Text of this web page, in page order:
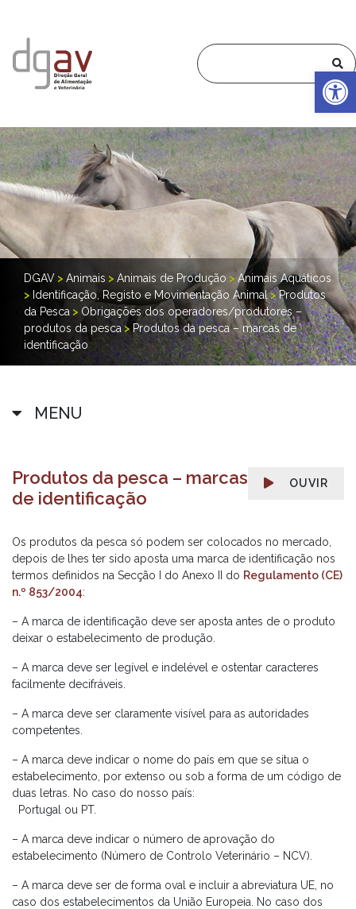
DGAV > Animais > Animais de Produção >Animais Aquáticos
> Identificação, Registo e Movimentação Animal>Produtos
da Pesca > Obrigações dos operadores/produtores –
produtos da pesca> Produtos da pesca – marcas de
identificação
MENU
OUVIR
Produtos da pesca – marcas
de identificação
Os produtos da pesca só podem ser colocados no mercado,
depois de lhes ter sido aposta uma marca de identificação nos
termos definidos na Secção I do Anexo II do Regulamento (CE)
n.º 853/2004:
– A marca de identificação deve ser aposta antes de o produto
deixar o estabelecimento de produção.
– A marca deve ser legível e indelével e ostentar caracteres
facilmente decifráveis.
– A marca deve ser claramente visível para as autoridades
competentes.
– A marca deve indicar o nome do país em que se situa o
estabelecimento, por extenso ou sob a forma de um código de
duas letras. No caso do nosso país:
Portugal ou PT.
– A marca deve indicar o número de aprovação do
estabelecimento (Número de Controlo Veterinário – NCV).
– A marca deve ser de forma oval e incluir a abreviatura UE, no
caso dos estabelecimentos da União Europeia. No caso dos